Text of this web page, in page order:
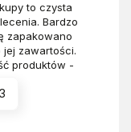
to czysta
Bardzo
zapakowano
zawartości.
produktów -